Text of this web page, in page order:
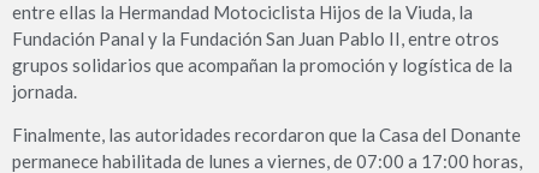
entre ellas la Hermandad Motociclista Hijos de la Viuda, la
Fundación Panal y la Fundación San Juan Pablo II, entre otros
grupos solidarios que acompañan la promoción y logística de la
jornada.
Finalmente, las autoridades recordaron que la Casa del Donante
permanece habilitada de lunes a viernes, de 07:00 a 17:00 horas,